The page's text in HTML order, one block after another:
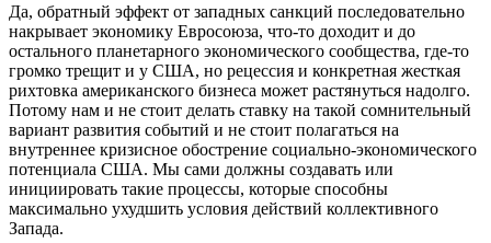
Да, обратный эффект от западных санкций последовательно
накрывает экономику Евросоюза, что-то доходит и до
остального планетарного экономического сообщества, где-то
громко трещит и у США, но рецессия и конкретная жесткая
рихтовка американского бизнеса может растянуться надолго.
Потому нам и не стоит делать ставку на такой сомнительный
вариант развития событий и не стоит полагаться на
внутреннее кризисное обострение социально-экономического
потенциала США. Мы сами должны создавать или
инициировать такие процессы, которые способны
максимально ухудшить условия действий коллективного
Запада.